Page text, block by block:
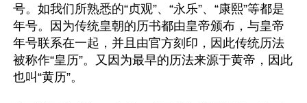
号。如我们所熟悉的“贞观”、“永乐”、“康熙”等都是
年号。因为传统皇朝的历书都由皇帝颁布，与皇帝
年号联系在一起，并且由官方刻印，因此传统历法
被称作“皇历”。又因为最早的历法来源于黄帝，因此
也叫“黄历”。